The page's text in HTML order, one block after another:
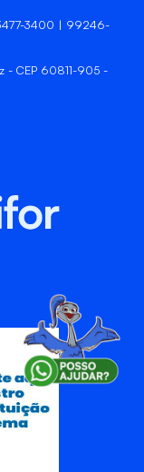
3400 | 99246-
- CEP 60811-905 -